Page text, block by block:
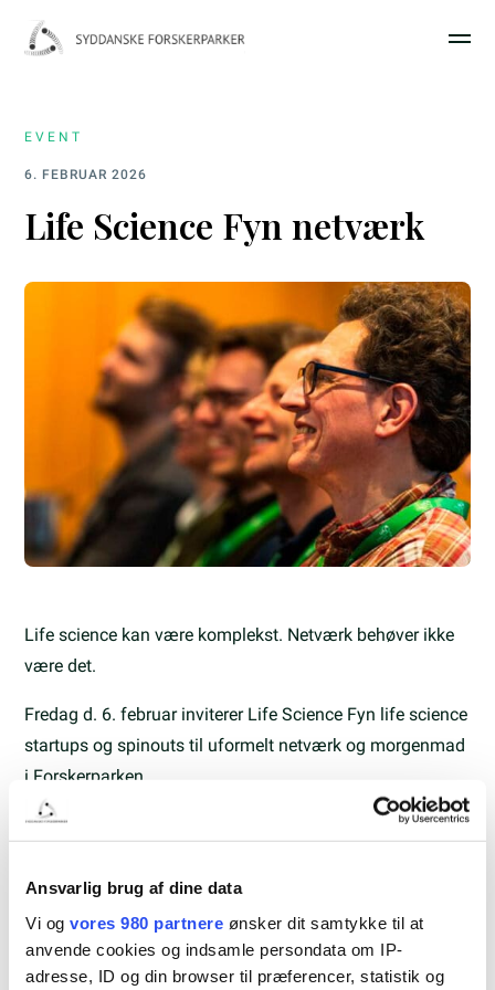
Ansvarlig brug af dine data
Vi og vores 980 partnere ønsker dit samtykke til at
anvende cookies og indsamle persondata om IP-
adresse, ID og din browser til præferencer, statistik og
EVENT
6. FEBRUAR 2026
Life Science Fyn netværk
Life science kan være komplekst. Netværk behøver ikke
være det.
Fredag d. 6. februar inviterer Life Science Fyn life science
startups og spinouts til uformelt netværk og morgenmad
i Forskerparken.
Formiddagen er for dig, der gerne vil møde andre i
uden pitches, uden PowerPoints og uden krav om at
præstere. Her handler det om samtaler i øjenhøjde og om
at blive klogere sammen.